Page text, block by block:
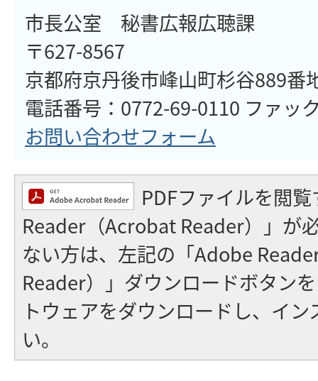
市長公室 秘書広報広聴課
〒627-8567
京都府京丹後市峰山町杉谷889番
電話番号：0772-69-0110 ファッ
お問い合わせフォーム
PDFファイルを閲
Reader（Acrobat Reader）」が
ない方は、左記の「Adobe
Reader）」ダウンロードボタン
トウェアをダウンロードし、イ
い。